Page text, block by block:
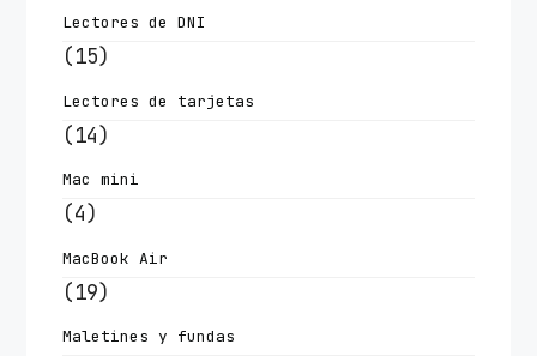
Lectores de DNI
(15)
Lectores de tarjetas
(14)
Mac mini
(4)
MacBook Air
(19)
Maletines y fundas